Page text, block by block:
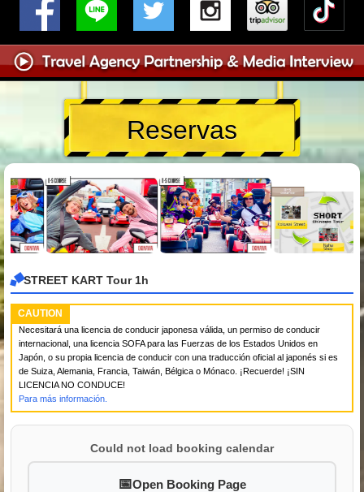
Reservas
STREET KART Tour 1h
CAUTION
Necesitará una licencia de conducir japonesa válida, un permiso de conducir
internacional, una licencia SOFA para las Fuerzas de los Estados Unidos en
Japón, o su propia licencia de conducir con una traducción oficial al japonés si es
de Suiza, Alemania, Francia, Taiwán, Bélgica o Mónaco. ¡Recuerde! ¡SIN
LICENCIA NO CONDUCE!
Para más información.
Could not load booking calendar
Open Booking Page